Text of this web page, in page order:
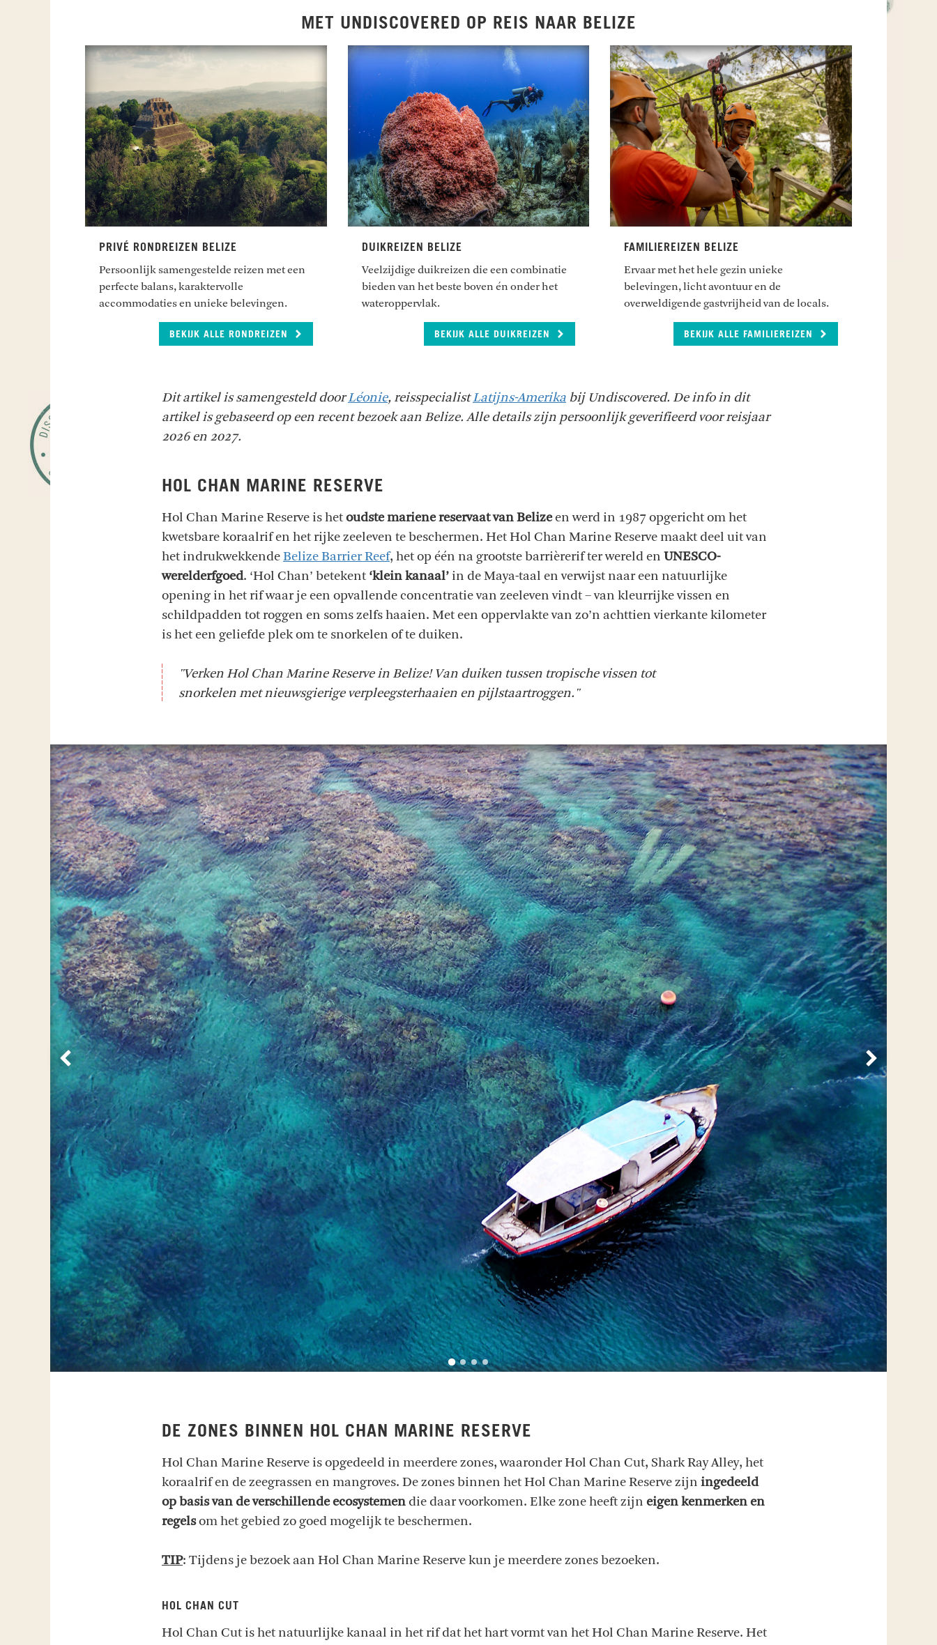
MET UNDISCOVERED OP REIS NAAR BELIZE
PRIVÉ RONDREIZEN BELIZE
Persoonlijk samengestelde reizen met een
perfecte balans, karaktervolle
accommodaties en unieke belevingen.
BEKIJK ALLE RONDREIZEN
DUIKREIZEN BELIZE
Veelzijdige duikreizen die een combinatie
bieden van het beste boven én onder het
wateroppervlak.
BEKIJK ALLE DUIKREIZEN
FAMILIEREIZEN BELIZE
Ervaar met het hele gezin unieke
belevingen, licht avontuur en de
overweldigende gastvrijheid van de locals.
BEKIJK ALLE FAMILIEREIZEN
Dit artikel is samengesteld doorLéonie, reisspecialistLatijns-Amerika bij Undiscovered. De info in dit
artikel is gebaseerd op een recent bezoek aan Belize. Alle details zijn persoonlijk geverifieerd voor reisjaar
2026 en 2027.
HOL CHAN MARINE RESERVE
Hol Chan Marine Reserve is hetoudste mariene reservaat van Belizeen werd in 1987 opgericht om het
kwetsbare koraalrif en het rijke zeeleven te beschermen. Het Hol Chan Marine Reserve maakt deel uit van
het indrukwekkendeBelize Barrier Reef, het op één na grootste barrièrerif ter wereld en UNESCO-
werelderfgoed. ‘Hol Chan’ betekent‘klein kanaal’ in de Maya-taal en verwijst naar een natuurlijke
opening in het rif waar je een opvallende concentratie van zeeleven vindt – van kleurrijke vissen en
schildpadden tot roggen en soms zelfs haaien. Met een oppervlakte van zo’n achttien vierkante kilometer
is het een geliefde plek om te snorkelen of te duiken.
"Verken Hol Chan Marine Reserve in Belize! Van duiken tussen tropische vissen tot
snorkelen met nieuwsgierige verpleegsterhaaien en pijlstaartroggen."
Vorige Volgende
DE ZONES BINNEN HOL CHAN MARINE RESERVE
Hol Chan Marine Reserve is opgedeeld in meerdere zones, waaronder Hol Chan Cut, Shark Ray Alley, het
koraalrif en de zeegrassen en mangroves. De zones binnen het Hol Chan Marine Reserve zijn ingedeeld
op basis van de verschillende ecosystemen die daar voorkomen. Elke zone heeft zijn eigen kenmerken en
regelsom het gebied zo goed mogelijk te beschermen.
TIP: Tijdens je bezoek aan Hol Chan Marine Reserve kun je meerdere zones bezoeken.
HOL CHAN CUT
Hol Chan Cut is het natuurlijke kanaal in het rif dat het hart vormt van het Hol Chan Marine Reserve. Het